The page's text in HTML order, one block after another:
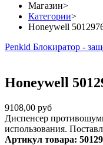
Магазин>
Категории>
Honeywell
Penkid Блокиратор -
Honeywell
9108,00 руб
Диспенсер
использования.
Артикул товара: